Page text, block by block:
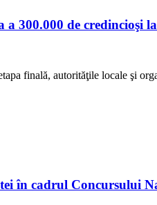
300.000 de credincioşi
finală, autorităţile locale şi
în cadrul Concursului